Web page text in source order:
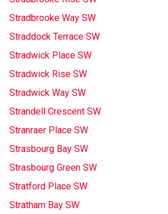
Stradbrooke Way SW
Straddock Terrace SW
Stradwick Place SW
Stradwick Rise SW
Stradwick Way SW
Strandell Crescent SW
Stranraer Place SW
Strasbourg Bay SW
Strasbourg Green SW
Stratford Place SW
Stratham Bay SW